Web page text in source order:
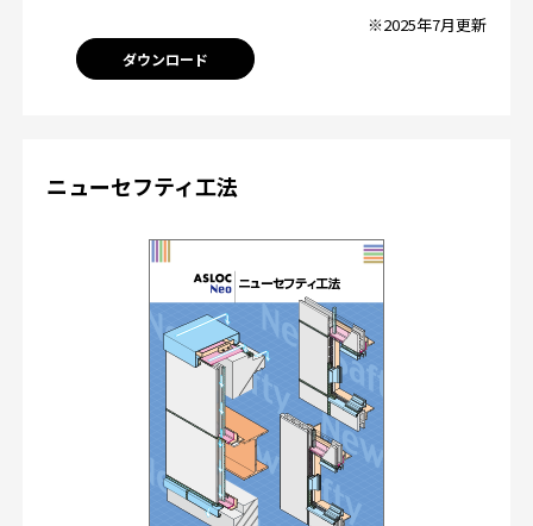
※2025年7月更新
ダウンロード
ニューセフティ工法